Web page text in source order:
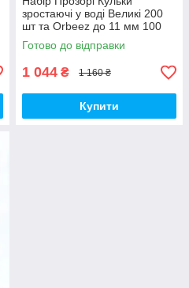
зростаючі у воді Великі 200
шт та Orbeez до 11 мм 100
000 шт (01651)
Готово до відправки
1 044 ₴ 1 160 ₴
Купити